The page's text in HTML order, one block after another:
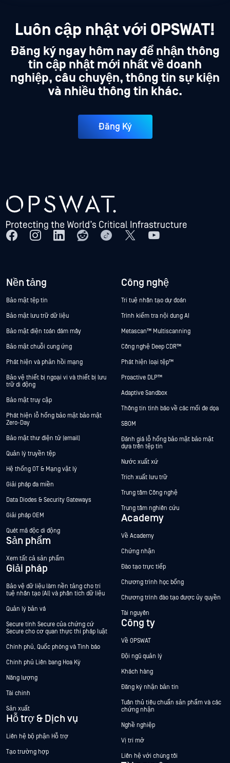
Luôn cập nhật với OPSWAT!
Đăng ký ngay hôm nay để nhận thông
tin cập nhật mới nhất về doanh
nghiệp, câu chuyện, thông tin sự kiện
và nhiều thông tin khác.
Đăng Ký
Nền tảng
Bảo mật tệp tin
Bảo mật lưu trữ dữ liệu
Bảo mật điện toán đám mây
Bảo mật chuỗi cung ứng
Phát hiện và phản hồi mạng
Bảo vệ thiết bị ngoại vi và thiết bị lưu
trữ di động
Bảo mật truy cập
Phát hiện lỗ hổng bảo mật bảo mật
Zero-Day
Bảo mật thư điện tử (email)
Quản lý truyền tệp
Hệ thống OT & Mạng vật lý
Giải pháp đa miền
Data Diodes & Security Gateways
Giải pháp OEM
Quét mã độc di động
Sản phẩm
Xem tất cả sản phẩm
Giải pháp
Bảo vệ dữ liệu làm nền tảng cho trí
tuệ nhân tạo (AI) và phân tích dữ liệu
Quản lý bản vá
Secure tính Secure của chứng cứ
Secure cho cơ quan thực thi pháp luật
Chính phủ, Quốc phòng và Tình báo
Chính phủ Liên bang Hoa Kỳ
Năng lượng
Tài chính
Sản xuất
Hỗ trợ & Dịch vụ
Liên hệ bộ phận Hỗ trợ
Tạo trường hợp
Công nghệ
Trí tuệ nhân tạo dự đoán
Trình kiểm tra nội dung AI
Metascan™ Multiscanning
Công nghệ Deep CDR™
Phát hiện loại tệp™
Proactive DLP™
Adaptive Sandbox
Thông tin tình báo về các mối đe dọa
SBOM
Đánh giá lỗ hổng bảo mật bảo mật
dựa trên tệp tin
Nước xuất xứ
Trích xuất lưu trữ
Trung tâm Công nghệ
Trung tâm nghiên cứu
Academy
Về Academy
Chứng nhận
Đào tạo trực tiếp
Chương trình học bổng
Chương trình đào tạo được ủy quyền
Tài nguyên
Công ty
Về OPSWAT
Đội ngũ quản lý
Khách hàng
Đăng ký nhận bản tin
Tuân thủ tiêu chuẩn sản phẩm và các
chứng nhận
Nghề nghiệp
Vị trí mở
Liên hệ với chúng tôi